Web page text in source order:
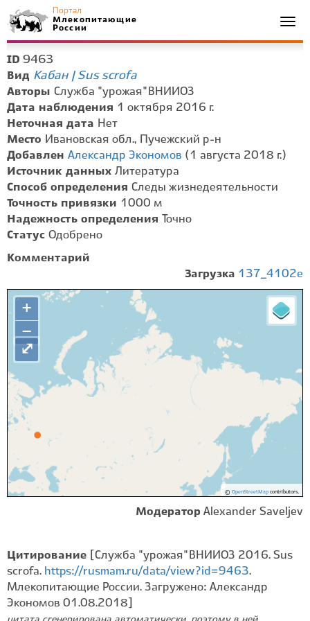
Портал
Млекопитающие
России
ID 9463
Вид Кабан | Sus scrofa
Авторы Служба "урожая" ВНИИОЗ
Дата наблюдения 1 октября 2016 г.
Неточная дата Нет
Место Ивановская обл., Пучежский р-н
Добавлен Александр Экономов (1 августа 2018 г.)
Источник данных Литература
Способ определения Следы жизнедеятельности
Точность привязки 1000 м
Надежность определения
Точно
Статус Одобрено
Комментарий
Загрузка 137_4102e
+
−
© OpenStreetMapcontributors.
⤢
Модератор Alexander Saveljev
Цитирование
[Служба "урожая" ВНИИОЗ 2016. Sus
scrofa. https://rusmam.ru/data/view?id=9463.
Млекопитающие России. Загружено: Александр
Экономов 01.08.2018]